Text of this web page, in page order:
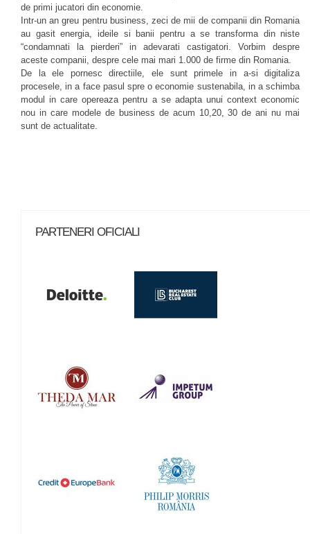
de primi jucatori din economie.
Intr-un an greu pentru business, zeci de mii de companii din Romania
au gasit energia, ideile si banii pentru a se transforma din niste
“condamnati la pierderi” in adevarati castigatori. Vorbim despre
aceste companii, despre cele mai mari 1.000 de firme din Romania.
De la ele pornesc directiile, ele sunt primele in a-si digitaliza
procesele, in a face pasul spre o economie sustenabila, in a schimba
modul in care opereaza pentru a se adapta unui context economic
nou in care modele de business de acum 10,20, 30 de ani nu mai
sunt de actualitate.
PARTENERI OFICIALI